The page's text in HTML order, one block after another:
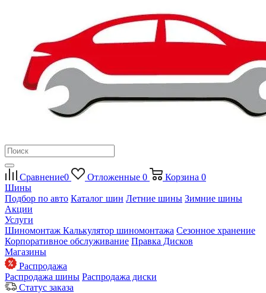
Сравнение0 Отложенные 0 Корзина 0
Шины
Подбор по авто Каталог шин Летние шины Зимние шины
Акции
Услуги
Шиномонтаж Калькулятор шиномонтажа Сезонное хранение
Корпоративное обслуживание Правка Дисков
Магазины
Распродажа
Распродажа шины Распродажа диски
Статус заказа